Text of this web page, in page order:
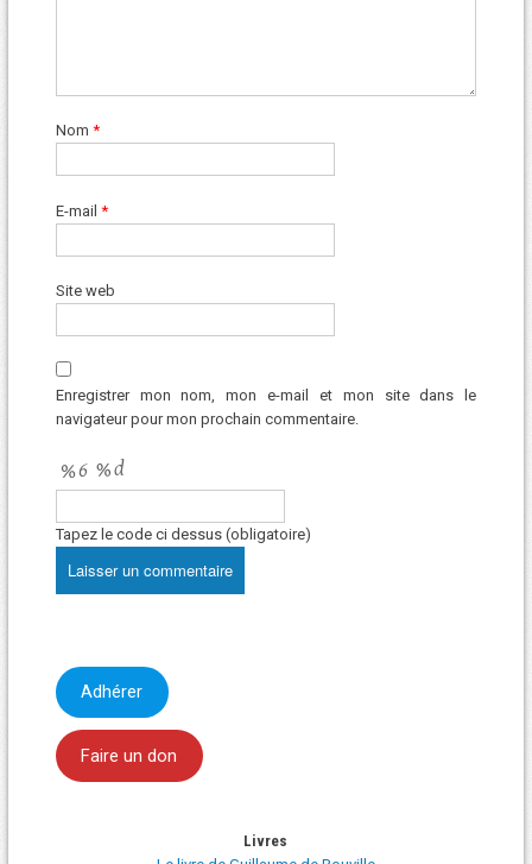
Nom *
E-mail *
Site web
Enregistrer mon nom, mon e-mail et mon site dans le
navigateur pour mon prochain commentaire.
Tapez le code ci dessus (obligatoire)
Adhérer
Faire un don
Livres